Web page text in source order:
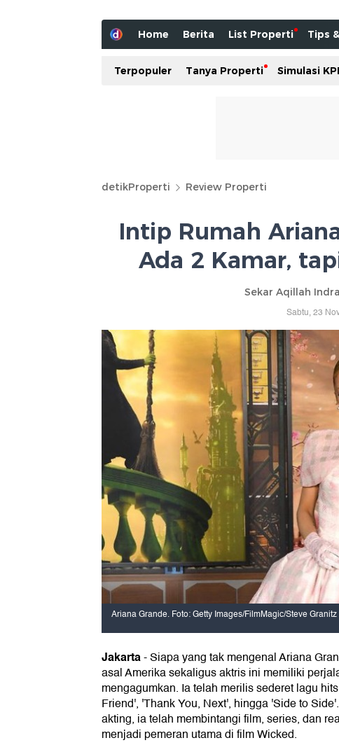
Home Berita List Properti Tips
Terpopuler Tanya Properti Simulasi
detikProperti Review Properti
Intip Rumah
Ada 2 Kamar,
Sekar Aqillah
Sabtu, 23
Ariana Grande. Foto: Getty Images/FilmMagic/Steve Granitz
Jakarta-Siapa yang tak mengenal Ariana
asal Amerika sekaligus aktris ini memiliki
mengagumkan. Ia telah merilis sederet lagu
Friend', 'Thank You, Next', hingga 'Side to
akting, ia telah membintangi film, series, dan
menjadi pemeran utama di film Wicked.